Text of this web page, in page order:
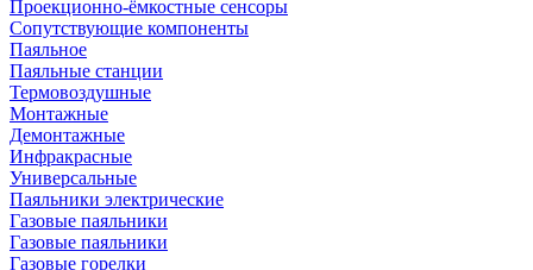
Проекционно-ёмкостные сенсоры
Сопутствующие компоненты
Паяльное
Паяльные станции
Термовоздушные
Монтажные
Демонтажные
Инфракрасные
Универсальные
Паяльники электрические
Газовые паяльники
Газовые паяльники
Газовые горелки